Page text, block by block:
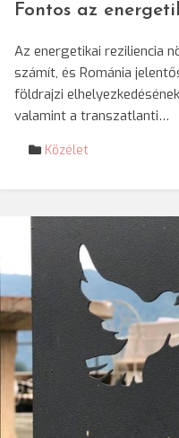
Fontos az
Az energetikai reziliencia
számít, és Románia
földrajzi
valamint a transzatlanti…
Közélet